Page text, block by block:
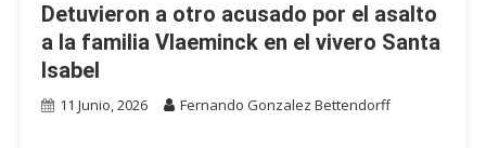
Detuvieron a otro acusado por el asalto
a la familia Vlaeminck en el vivero Santa
Isabel
11 Junio, 2026 Fernando Gonzalez Bettendorff